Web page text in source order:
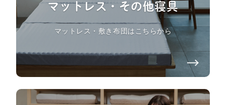
マットレス・その他寝具
マットレス・敷き布団はこちらから